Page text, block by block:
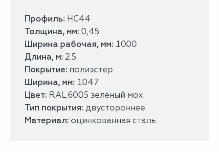
Профиль: НС44
Толщина, мм: 0,45
Ширина рабочая, мм: 1000
Длина, м: 2.5
Покрытие: полиэстер
Ширина, мм: 1047
Цвет: RAL 6005 зелёный мох
Тип покрытия: двустороннее
Материал: оцинкованная сталь